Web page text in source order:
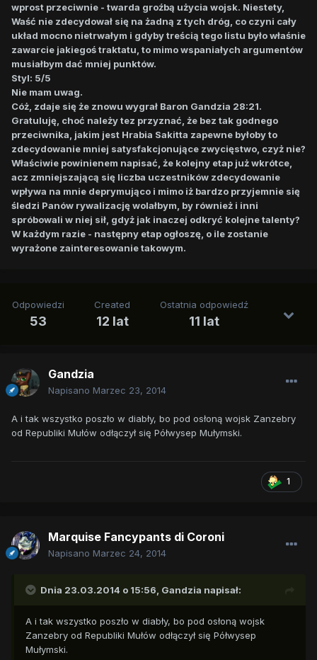
wprost przeciwnie - twarda groźbą użycia wojsk. Niestety,
Waść nie zdecydował się na żadną z tych dróg, co czyni cały
układ mocno nietrwałym i gdyby treścią tego listu było właśnie
zawarcie jakiegoś traktatu, to mimo wspaniałych argumentów
musiałbym dać mniej punktów.
Styl: 5/5
Nie mam uwag.
Cóż, zdaje się że znowu wygrał Baron Gandzia 28:21.
Gratuluję, choć należy tez przyznać, że bez tak godnego
przeciwnika, jakim jest Hrabia Sakitta zapewne byłoby to
zdecydowanie mniej satysfakcjonujące zwycięstwo, czyż nie?
Właściwie powinienem napisać, że kolejny etap już wkrótce,
acz zmniejszającą się liczba uczestników zdecydowanie
wpływa na mnie deprymująco i mimo iż bardzo przyjemnie się
śledzi Panów rywalizację wolałbym, by również i inni
spróbowali w niej sił, gdyż jak inaczej odkryć kolejne talenty?
W każdym razie - następny etap ogłoszę, o ile zostanie
wyrażone zainteresowanie takowym.
Odpowiedzi
53
Created
12 lat
Ostatnia odpowiedź
11 lat
Gandzia
Napisano Marzec 23, 2014
A i tak wszystko poszło w diabły, bo pod osłoną wojsk Zanzebry
od Republiki Mułów odłączył się Półwysep Mułymski.
1
Marquise Fancypants di Coroni
Napisano Marzec 24, 2014
Dnia 23.03.2014 o 15:56, Gandzia napisał:
A i tak wszystko poszło w diabły, bo pod osłoną wojsk
Zanzebry od Republiki Mułów odłączył się Półwysep
Mułymski.